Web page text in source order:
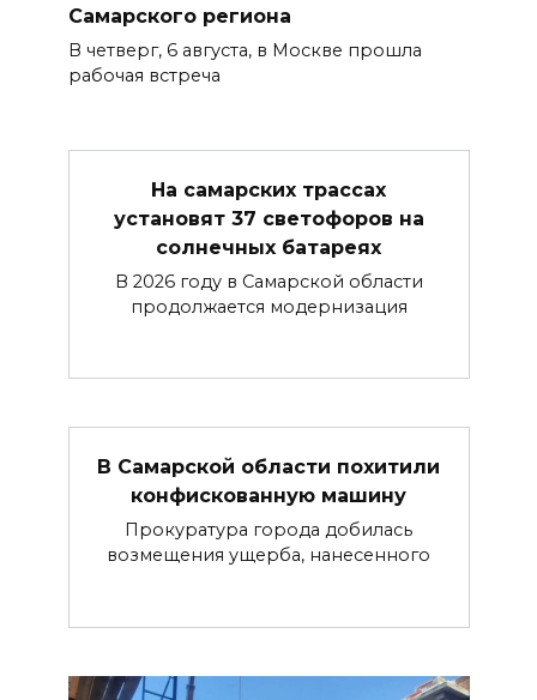
Самарского региона
В четверг, 6 августа, в Москве прошла
рабочая встреча
На самарских трассах
установят 37 светофоров на
солнечных батареях
В 2026 году в Самарской области
продолжается модернизация
В Самарской области похитили
конфискованную машину
Прокуратура города добилась
возмещения ущерба, нанесенного